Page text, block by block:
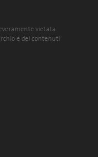
vietata
e dei contenuti